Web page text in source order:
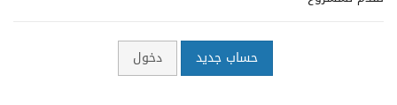
حساب جديد دخول